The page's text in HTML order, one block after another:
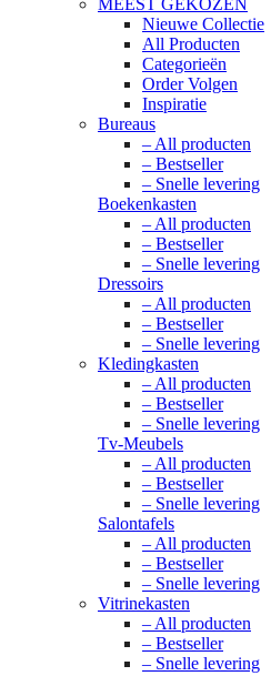
MEEST GEKOZEN
Nieuwe Collectie
All Producten
Categorieën
Order Volgen
Inspiratie
Bureaus
– All producten
– Bestseller
– Snelle levering
Boekenkasten
– All producten
– Bestseller
– Snelle levering
Dressoirs
– All producten
– Bestseller
– Snelle levering
Kledingkasten
– All producten
– Bestseller
– Snelle levering
Tv-Meubels
– All producten
– Bestseller
– Snelle levering
Salontafels
– All producten
– Bestseller
– Snelle levering
Vitrinekasten
– All producten
– Bestseller
– Snelle levering